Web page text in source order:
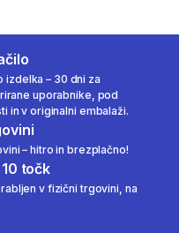
izdelka – 30 dni za
uporabnike, pod
in v originalni embalaži.
– hitro in brezplačno!
točk
v fizični trgovini, na